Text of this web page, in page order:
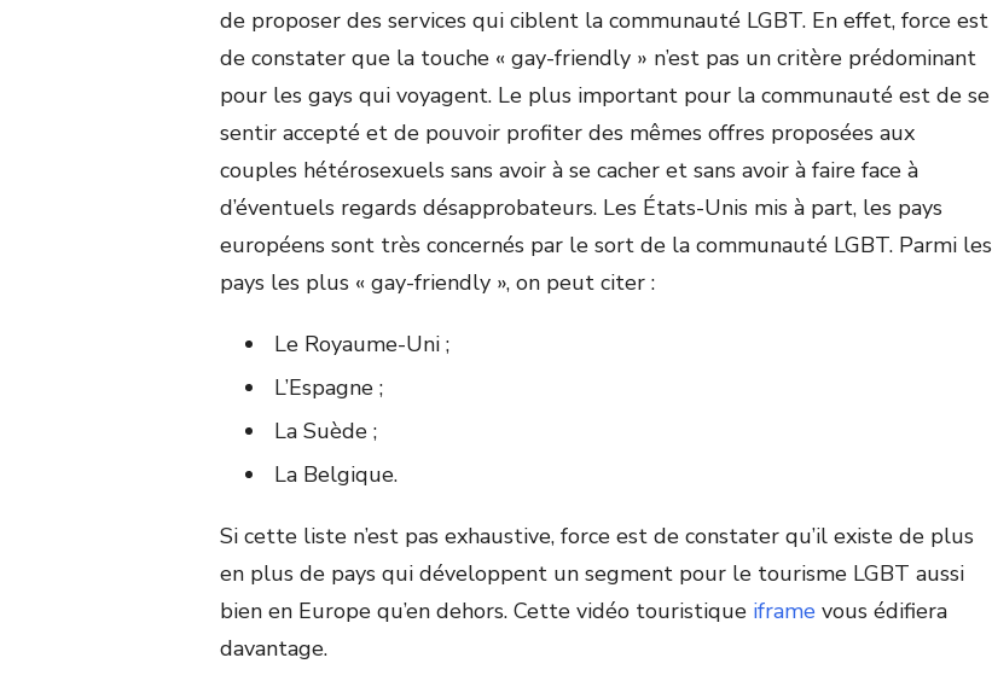
de proposer des services qui ciblent la communauté LGBT. En effet, force est
de constater que la touche « gay-friendly » n’est pas un critère prédominant
pour les gays qui voyagent. Le plus important pour la communauté est de se
sentir accepté et de pouvoir profiter des mêmes offres proposées aux
couples hétérosexuels sans avoir à se cacher et sans avoir à faire face à
d’éventuels regards désapprobateurs. Les États-Unis mis à part, les pays
européens sont très concernés par le sort de la communauté LGBT. Parmi les
pays les plus « gay-friendly », on peut citer :
Le Royaume-Uni ;
L’Espagne ;
La Suède ;
La Belgique.
Si cette liste n’est pas exhaustive, force est de constater qu’il existe de plus
en plus de pays qui développent un segment pour le tourisme LGBT aussi
bien en Europe qu’en dehors. Cette vidéo touristique iframe vous édifiera
davantage.